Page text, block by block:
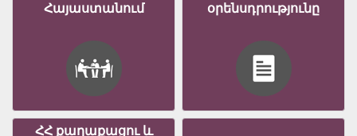
Հայաստանում
օրենսդրությունը
ՀՀ քաղաքացու և